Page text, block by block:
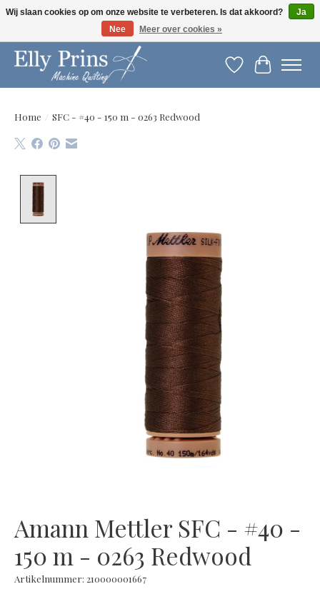
Let op: gewijzigde openingstijden!
Verlanglijst
Home / SFC - #40 - 150 m - 0263 Redwood
Amann Mettler SFC - #40 -
150 m - 0263 Redwood
Artikelnummer: 210000001667
Wij slaan cookies op om onze website te verbeteren. Is dat akkoord?
Ja
Nee
Meer over cookies »